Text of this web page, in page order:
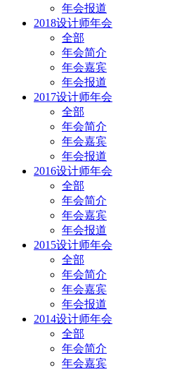
年会报道
2018设计师年会
全部
年会简介
年会嘉宾
年会报道
2017设计师年会
全部
年会简介
年会嘉宾
年会报道
2016设计师年会
全部
年会简介
年会嘉宾
年会报道
2015设计师年会
全部
年会简介
年会嘉宾
年会报道
2014设计师年会
全部
年会简介
年会嘉宾